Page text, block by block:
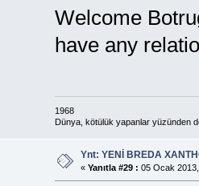
Welcome
have any
1968
Dünya, kötülük yapanlar yüzünden
Ynt: YENİ BREDA
« Yanıtla #29 : 05 Ocak